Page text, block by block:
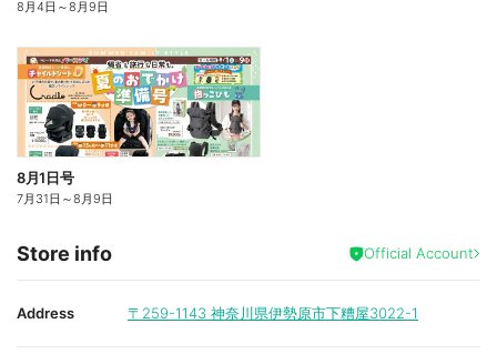
8月4日 ～8月9日
8月1日号
7月31日 ～8月9日
Store info Official Account
Address 〒259-1143 神奈川県伊勢原市下糟屋3022-1